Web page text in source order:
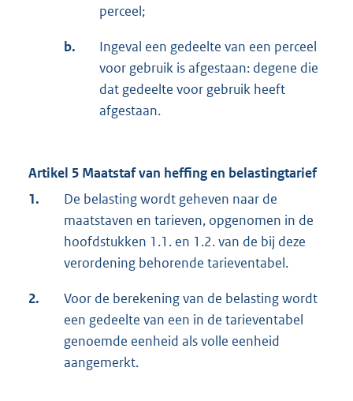
perceel;
b.
Ingeval een gedeelte van een perceel
voor gebruik is afgestaan: degene die
dat gedeelte voor gebruik heeft
afgestaan.
Artikel 5 Maatstaf van heffing en belastingtarief
1.
De belasting wordt geheven naar de
maatstaven en tarieven, opgenomen in de
hoofdstukken 1.1. en 1.2. van de bij deze
verordening behorende tarieventabel.
2.
Voor de berekening van de belasting wordt
een gedeelte van een in de tarieventabel
genoemde eenheid als volle eenheid
aangemerkt.